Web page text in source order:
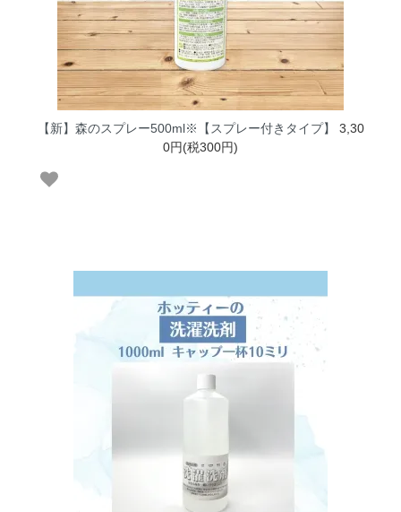
【新】森のスプレー500ml※【スプレー付きタイプ】
3,30
0円(税300円)